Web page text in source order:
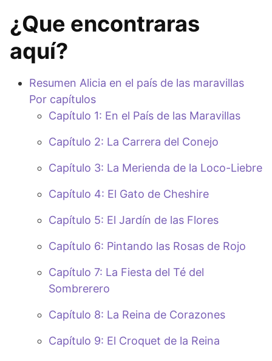
¿Que encontraras
aquí?
Resumen Alicia en el país de las maravillas
Por capítulos
Capítulo 1: En el País de las Maravillas
Capítulo 2: La Carrera del Conejo
Capítulo 3: La Merienda de la Loco-Liebre
Capítulo 4: El Gato de Cheshire
Capítulo 5: El Jardín de las Flores
Capítulo 6: Pintando las Rosas de Rojo
Capítulo 7: La Fiesta del Té del
Sombrerero
Capítulo 8: La Reina de Corazones
Capítulo 9: El Croquet de la Reina